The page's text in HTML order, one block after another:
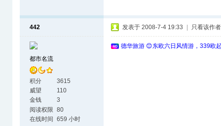
442
都市名流
积分
3615
威望
110
金钱
3
阅读权限 80
在线时间 659 小时
发表于 2008-7-4 19:33 只看该作者
德华旅游 😊东欧六日风情游，339欧